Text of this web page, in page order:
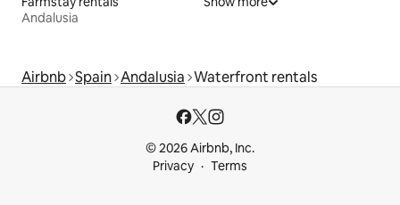
Andalusia
Airbnb Spain Andalusia Waterfront rentals
© 2026 Airbnb, Inc.
Privacy
Terms